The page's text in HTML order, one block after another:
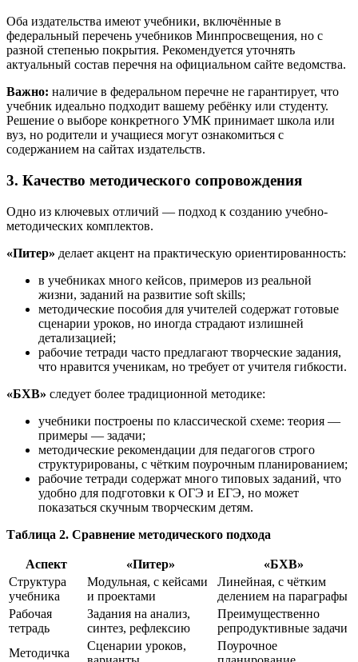
Оба издательства имеют учебники, включённые в
федеральный перечень учебников Минпросвещения, но с
разной степенью покрытия. Рекомендуется уточнять
актуальный состав перечня на официальном сайте ведомства.
Важно: наличие в федеральном перечне не гарантирует, что
учебник идеально подходит вашему ребёнку или студенту.
Решение о выборе конкретного УМК принимает школа или
вуз, но родители и учащиеся могут ознакомиться с
содержанием на сайтах издательств.
3. Качество методического сопровождения
Одно из ключевых отличий — подход к созданию учебно-
методических комплектов.
«Питер» делает акцент на практическую ориентированность:
в учебниках много кейсов, примеров из реальной
жизни, заданий на развитие soft skills;
методические пособия для учителей содержат готовые
сценарии уроков, но иногда страдают излишней
детализацией;
рабочие тетради часто предлагают творческие задания,
что нравится ученикам, но требует от учителя гибкости.
«БХВ» следует более традиционной методике:
учебники построены по классической схеме: теория —
примеры — задачи;
методические рекомендации для педагогов строго
структурированы, с чётким поурочным планированием;
рабочие тетради содержат много типовых заданий, что
удобно для подготовки к ОГЭ и ЕГЭ, но может
показаться скучным творческим детям.
Таблица 2. Сравнение методического подхода
Аспект «Питер»
«БХВ»
Структура
учебника
Модульная, с кейсами
и проектами
Линейная, с чётким
делением на параграфы
Рабочая
тетрадь
Задания на анализ,
синтез, рефлексию
Преимущественно
репродуктивные задачи
Методичка
Сценарии уроков,
Поурочное